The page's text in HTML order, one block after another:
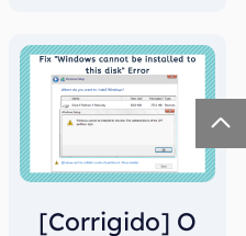
[Corrigido] O
